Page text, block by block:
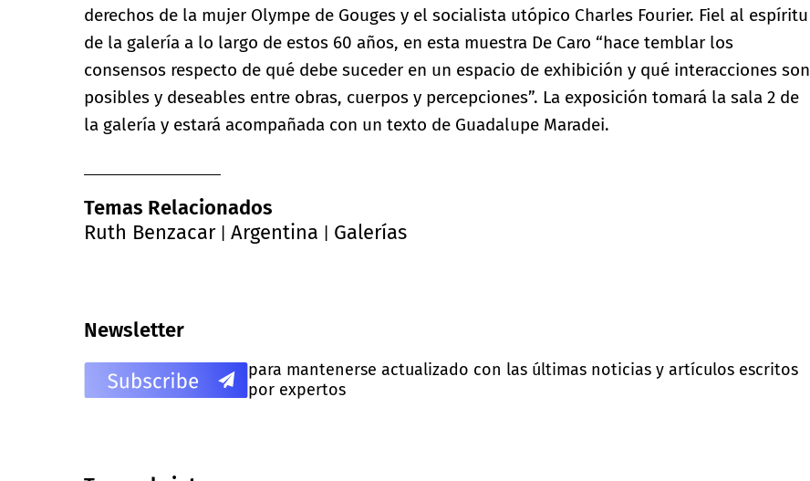
derechos de la mujer Olympe de Gouges y el socialista utópico Charles Fourier. Fiel al espíritu
de la galería a lo largo de estos 60 años, en esta muestra De Caro “hace temblar los
consensos respecto de qué debe suceder en un espacio de exhibición y qué interacciones son
posibles y deseables entre obras, cuerpos y percepciones”. La exposición tomará la sala 2 de
la galería y estará acompañada con un texto de Guadalupe Maradei.
Temas Relacionados
Ruth Benzacar| Argentina Galerías
Newsletter
para mantenerse actualizado con las últimas noticias y artículos escritos
por expertos